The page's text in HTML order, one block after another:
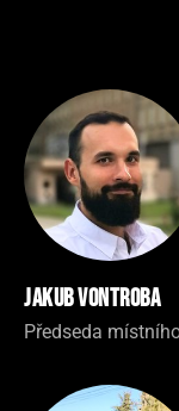
Jakub Vontroba
Předseda